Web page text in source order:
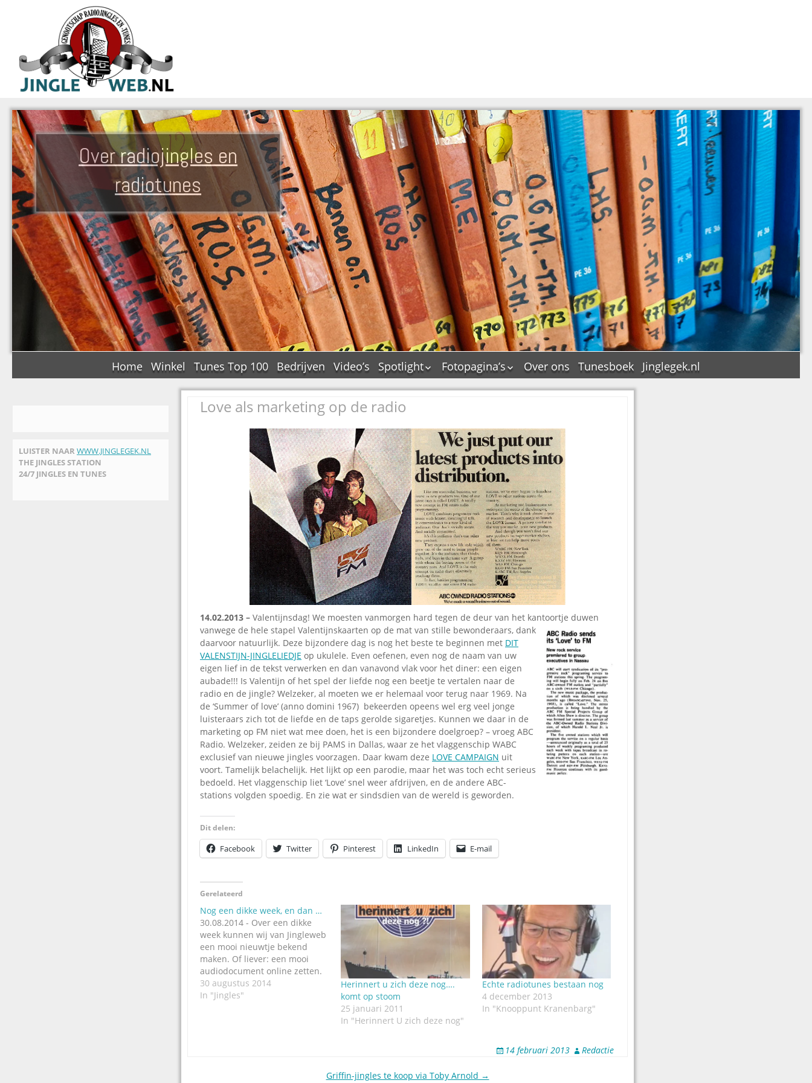
Over radiojingles en
radiotunes
Home Winkel Tunes Top 100 Bedrijven Video’s
Spotlight
De Tourflitsjingle –
wie zijn de makers?
Jingledemo’s en hun
tags
Dallas jingle city
De Tourtune
Ferry Maat 65
Ferry Maat interview
Jingle Awards
Jingle NIEUW
Omroepbanden
Stoomfluit Klaas
Vaak
Uitvinding
jinglecassette
Fotopagina’s
JAM in pictures
Pepper & Tanner in
pictures
Top Format in
pictures
Dik Voormekaar in
foto’s
Over ons Tunesboek Jinglegek.nl
LUISTER NAAR WWW.JINGLEGEK.NL
THE JINGLES STATION
24/7 JINGLES EN TUNES
Love als marketing op de radio
14.02.2013 – Valentijnsdag! We moesten vanmorgen hard tegen de deur van het kantoortje duwen
vanwege de hele stapel Valentijnskaarten op de mat van stille bewonderaars, dank
daarvoor natuurlijk. Deze bijzondere dag is nog het beste te beginnen met DIT
VALENSTIJN-JINGLELIEDJE op ukulele. Even oefenen, even nog de naam van uw
eigen lief in de tekst verwerken en dan vanavond vlak voor het diner: een eigen
aubade!!! Is Valentijn of het spel der liefde nog een beetje te vertalen naar de
radio en de jingle? Welzeker, al moeten we er helemaal voor terug naar 1969. Na
de ‘Summer of love’ (anno domini 1967) bekeerden opeens wel erg veel jonge
luisteraars zich tot de liefde en de taps gerolde sigaretjes. Kunnen we daar in de
marketing op FM niet wat mee doen, het is een bijzondere doelgroep? – vroeg ABC
Radio. Welzeker, zeiden ze bij PAMS in Dallas, waar ze het vlaggenschip WABC
exclusief van nieuwe jingles voorzagen. Daar kwam deze LOVE CAMPAIGN uit
voort. Tamelijk belachelijk. Het lijkt op een parodie, maar het was toch echt serieus
bedoeld. Het vlaggenschip liet ‘Love’ snel weer afdrijven, en de andere ABC-
stations volgden spoedig. En zie wat er sindsdien van de wereld is geworden.
Dit delen:
Facebook Twitter Pinterest LinkedIn E-mail
Gerelateerd
Nog een dikke week, en dan …
30.08.2014 - Over een dikke
week kunnen wij van Jingleweb
een mooi nieuwtje bekend
maken. Of liever: een mooi
audiodocument online zetten.
Wat dat is? Dat houden we nog
even geheim, maar we werken
30 augustus 2014
In "Jingles"
Herinnert u zich deze nog….
komt op stoom
25 januari 2011
In "Herinnert U zich deze nog"
Echte radiotunes bestaan nog
4 december 2013
In "Knooppunt Kranenbarg"
14 februari 2013 Redactie
Griffin-jingles te koop via Toby Arnold →